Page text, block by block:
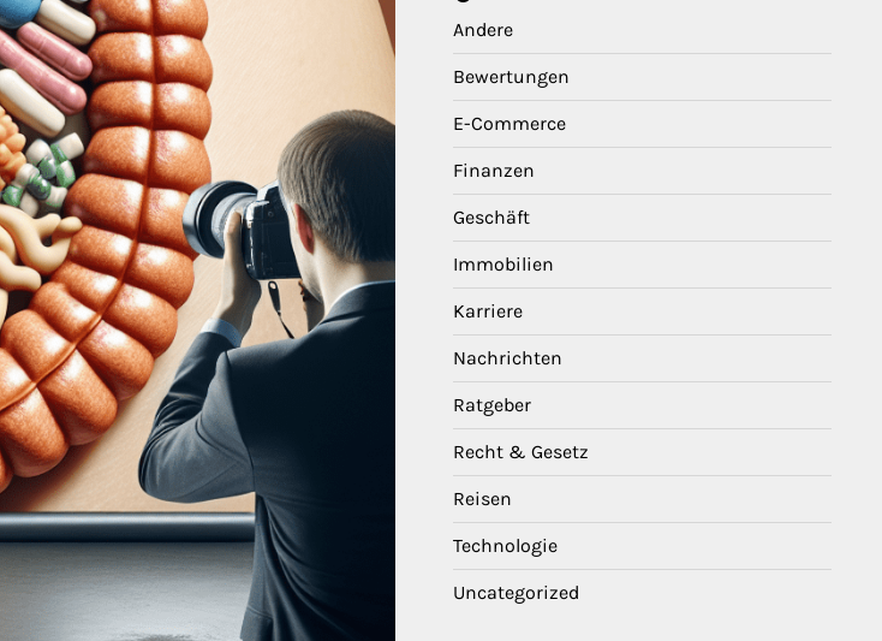
Andere
Bewertungen
E-Commerce
Finanzen
Geschäft
Immobilien
Karriere
Nachrichten
Ratgeber
Recht & Gesetz
Reisen
Technologie
Uncategorized